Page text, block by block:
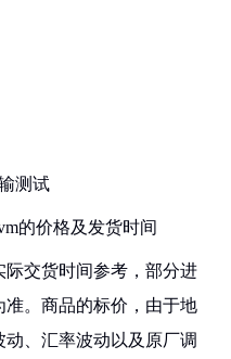
测试
的价格及发货时间
际交货时间参考，部分进
。商品的标价，由于地
、汇率波动以及原厂调